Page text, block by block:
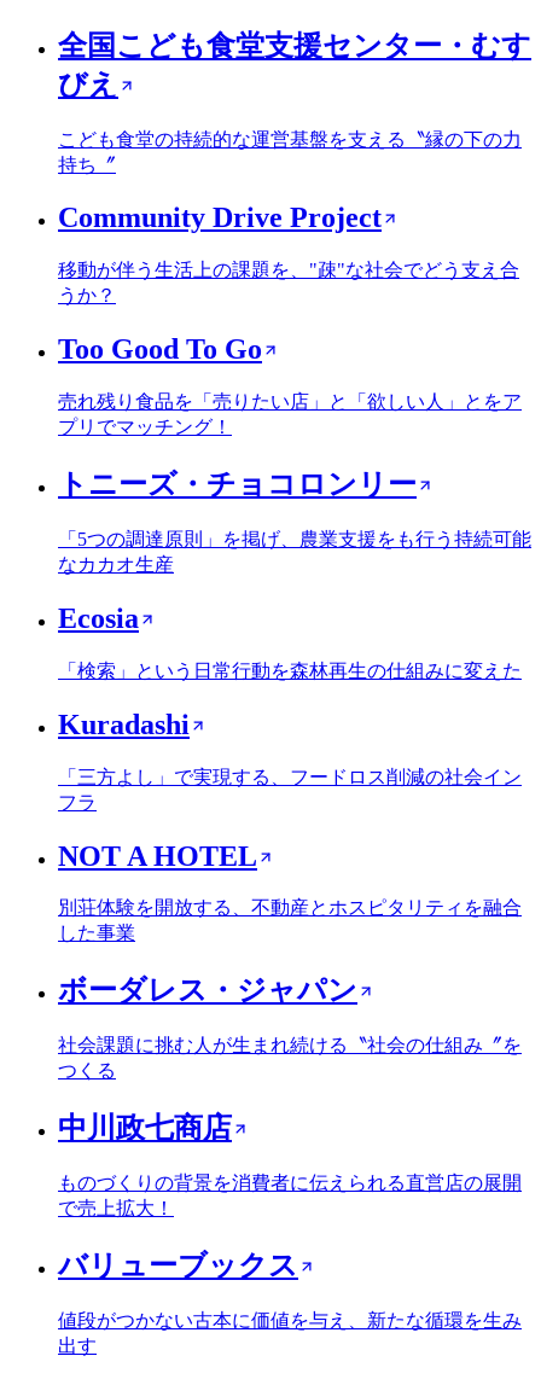
全国こども食堂支援センター・むす
びえ
こども食堂の持続的な運営基盤を支える〝縁の下の力
持ち〞
Community Drive Project
移動が伴う生活上の課題を、"疎"な社会でどう支え合
うか？
Too Good To Go
売れ残り食品を「売りたい店」と「欲しい人」とをア
プリでマッチング！
トニーズ・チョコロンリー
「5つの調達原則」を掲げ、農業支援をも行う持続可能
なカカオ生産
Ecosia
「検索」という日常行動を森林再生の仕組みに変えた
Kuradashi
「三方よし」で実現する、フードロス削減の社会イン
フラ
NOT A HOTEL
別荘体験を開放する、不動産とホスピタリティを融合
した事業
ボーダレス・ジャパン
社会課題に挑む人が生まれ続ける〝社会の仕組み〞を
つくる
中川政七商店
ものづくりの背景を消費者に伝えられる直営店の展開
で売上拡大！
バリューブックス
値段がつかない古本に価値を与え、新たな循環を生み
出す